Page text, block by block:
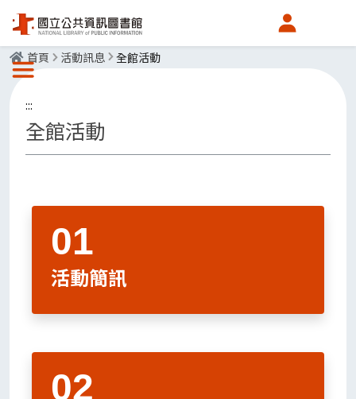
會員中心
選單按鈕
首頁 活動訊息 全館活動
:::
全館活動
活動簡訊